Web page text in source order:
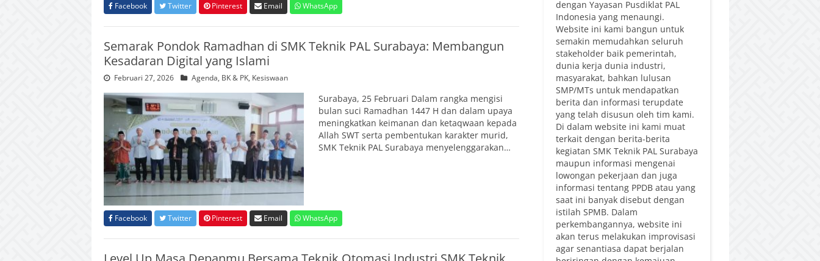
Facebook Twitter Pinterest Email WhatsApp
Semarak Pondok Ramadhan di SMK Teknik PAL Surabaya: Membangun
Kesadaran Digital yang Islami
Februari 27, 2026 Agenda, BK & PK, Kesiswaan
Surabaya, 25 Februari Dalam rangka mengisi
bulan suci Ramadhan 1447 H dan dalam upaya
meningkatkan keimanan dan ketaqwaan kepada
Allah SWT serta pembentukan karakter murid,
SMK Teknik PAL Surabaya menyelenggarakan…
Facebook Twitter Pinterest Email WhatsApp
dengan Yayasan Pusdiklat PAL
Indonesia yang menaungi.
Website ini kami bangun untuk
semakin memudahkan seluruh
stakeholder baik pemerintah,
dunia kerja dunia industri,
masyarakat, bahkan lulusan
SMP/MTs untuk mendapatkan
berita dan informasi terupdate
yang telah disusun oleh tim kami.
Di dalam website ini kami muat
terkait dengan berita-berita
kegiatan SMK Teknik PAL Surabaya
maupun informasi mengenai
lowongan pekerjaan dan juga
informasi tentang PPDB atau yang
saat ini banyak disebut dengan
istilah SPMB. Dalam
perkembangannya, website ini
akan terus melakukan improvisasi
agar senantiasa dapat berjalan